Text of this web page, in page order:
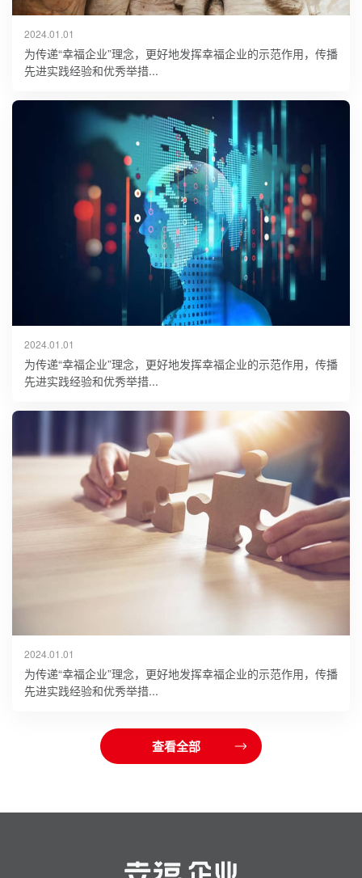
2024.01.01
为传递“幸福企业”理念，更好地发挥幸福企业的示范作用，传播
先进实践经验和优秀举措...
2024.01.01
为传递“幸福企业”理念，更好地发挥幸福企业的示范作用，传播
先进实践经验和优秀举措...
2024.01.01
为传递“幸福企业”理念，更好地发挥幸福企业的示范作用，传播
先进实践经验和优秀举措...
查看全部